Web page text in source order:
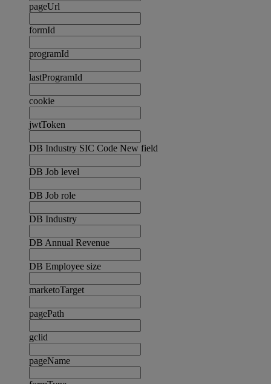
pageUrl
formId
programId
lastProgramId
cookie
jwtToken
DB Industry SIC Code New field
DB Job level
DB Job role
DB Industry
DB Annual Revenue
DB Employee size
marketoTarget
pagePath
gclid
pageName